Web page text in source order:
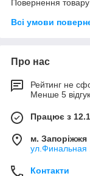
Повернення
Всі умови
Про нас
Рейтинг не
Менше 5
Працює з
м. Запоріжжя
ул.Финальная
Контакти